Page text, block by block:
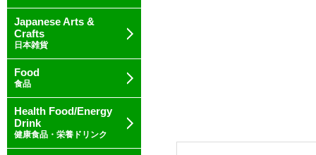
Japanese Arts &
Crafts
日本雑貨
Food
食品
Health Food/Energy
Drink
健康食品・栄養ドリンク